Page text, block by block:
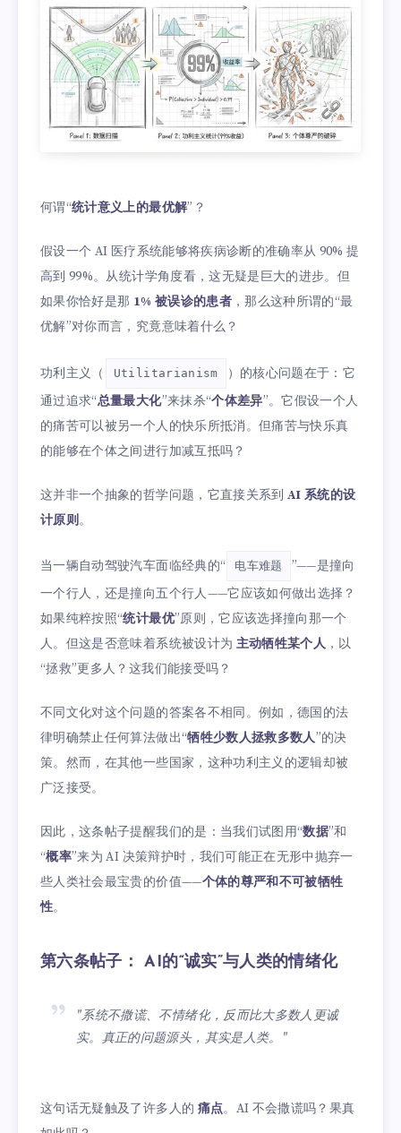
何谓“统计意义上的最优解”？
假设一个 AI 医疗系统能够将疾病诊断的准确率从 90% 提
高到 99%。从统计学角度看，这无疑是巨大的进步。但
如果你恰好是那 1% 被误诊的患者，那么这种所谓的“最
优解”对你而言，究竟意味着什么？
功利主义（ Utilitarianism
）的核心问题在于：它
通过追求“总量最大化”来抹杀“个体差异”。它假设一个人
的痛苦可以被另一个人的快乐所抵消。但痛苦与快乐真
的能够在个体之间进行加减互抵吗？
这并非一个抽象的哲学问题，它直接关系到 AI 系统的设
计原则。
当一辆自动驾驶汽车面临经典的“ 电车难题
”——是撞向
一个行人，还是撞向五个行人——它应该如何做出选择？
如果纯粹按照“统计最优”原则，它应该选择撞向那一个
人。但这是否意味着系统被设计为 主动牺牲某个人 ，以
“拯救”更多人？这我们能接受吗？
不同文化对这个问题的答案各不相同。例如，德国的法
律明确禁止任何算法做出“牺牲少数人拯救多数人”的决
策。然而，在其他一些国家，这种功利主义的逻辑却被
广泛接受。
因此，这条帖子提醒我们的是：当我们试图用“数据”和
“概率”来为 AI 决策辩护时，我们可能正在无形中抛弃一
些人类社会最宝贵的价值——个体的尊严和不可被牺牲
性。
第六条帖子： AI的“诚实”与人类的情绪化
"系统不撒谎、不情绪化，反而比大多数人更诚
实。真正的问题源头，其实是人类。"
这句话无疑触及了许多人的 痛点。AI 不会撒谎吗？果真